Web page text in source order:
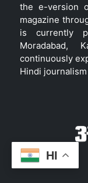
HI
the e-version
magazine
is currently
Moradabad,
continuously
Hindi